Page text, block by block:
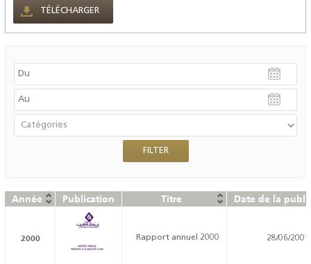
TÉLÉCHARGER
Année Publication Titre Date de la
2000 Rapport annuel 2000 28/06/2001